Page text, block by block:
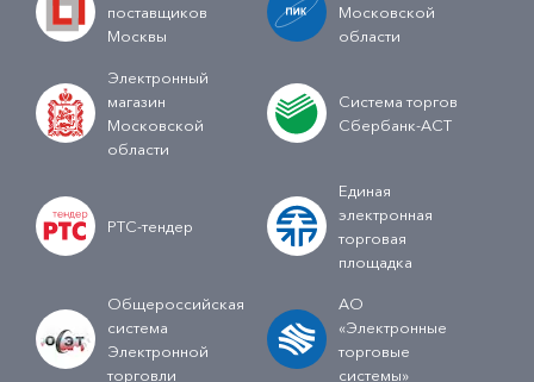
поставщиков
Москвы
Московской
области
Электронный
магазин
Московской
области
Система торгов
Сбербанк-АСТ
РТС-тендер
Единая
электронная
торговая
площадка
Общероссийская
система
Электронной
торговли
АО
«Электронные
торговые
системы»